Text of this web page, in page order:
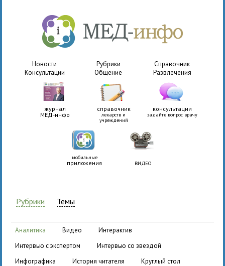
Новости Рубрики
Справочник
Консультации
Общение Развлечения
журнал
МЕД-инфо
справочник
лекарств и
учреждений
консультации
задайте вопрос врачу
мобильные
приложения ВИДЕО
Рубрики Темы
аналитика видео
интерактив
интервью с экспертом
интервью со звездой
инфографика
история читателя
круглый стол